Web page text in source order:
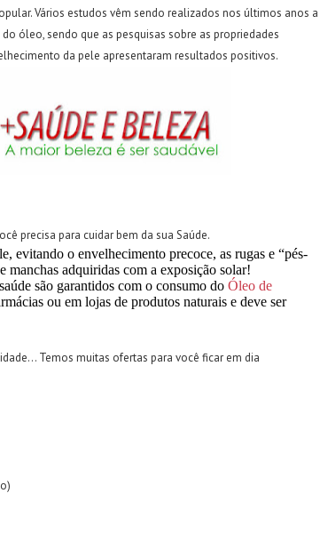
Vários estudos vêm sendo realizados nos últimos anos a
óleo, sendo que as pesquisas sobre as propriedades
da pele apresentaram resultados positivos.
precisa para cuidar bem da sua Saúde.
evitando o envelhecimento precoce, as rugas e “pés-
manchas adquiridas com a exposição solar!
são garantidos com o consumo do Óleo de
ou em lojas de produtos naturais e deve ser
Temos muitas ofertas para você ficar em dia